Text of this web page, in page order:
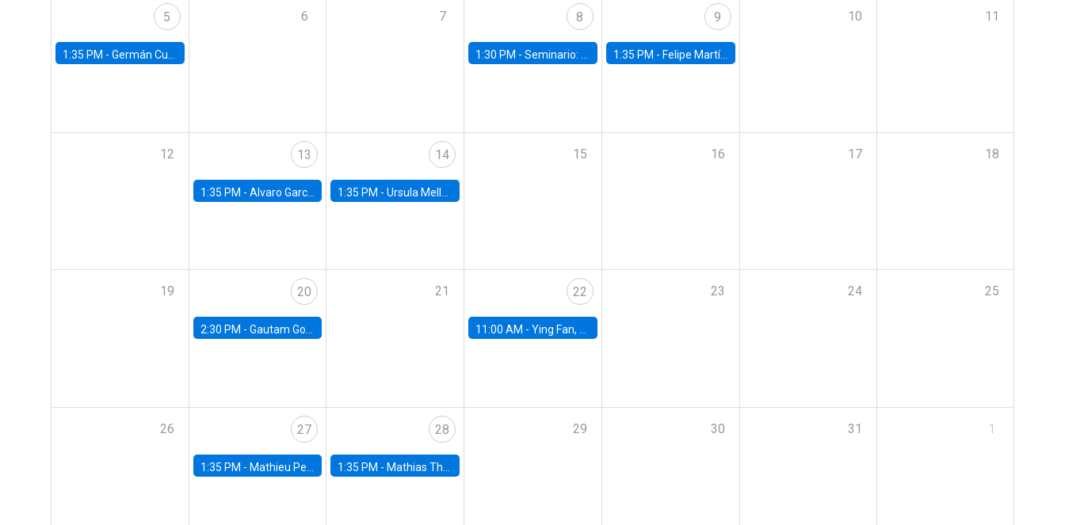
5
1:35 PM - Germán Cubas, University of Houston
6 7 8
1:30 PM -Seminario: “Recuperando la humanidad para progresar en la era de la IA»
9
1:35 PM - Felipe Martínez, alumno Doctorado en Economía UC
10 11
12 13
1:35 PM - Alvaro Garcia-Marin, Universidad de Los Andes
14
1:35 PM -Ursula Mello, Insper - Institute of Education and Research
15 16 17 18
19 20
2:30 PM - Gautam Gowrisankaran, Columbia University
21 22
11:00 AM -Ying Fan, University of Michigan
23 24 25
26 27
1:35 PM - Mathieu Pedemonte, IDB
28
1:35 PM - Mathias Thoenig, University of Lausanne
29 30 31 1